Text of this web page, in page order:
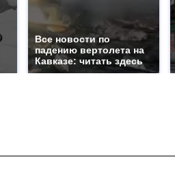
Все новости по
падению вертолета на
Кавказе: читать здесь